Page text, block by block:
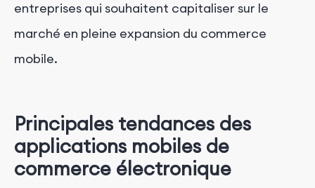
entreprises qui souhaitent capitaliser sur le
marché en pleine expansion du commerce
mobile.
Principales tendances des
applications mobiles de
commerce électronique